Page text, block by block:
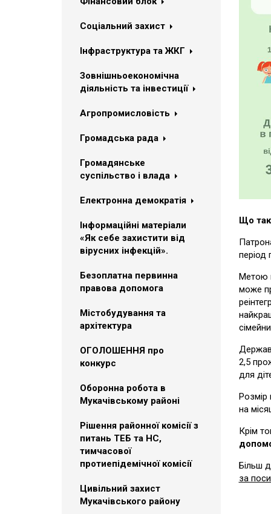
Соціальний захист
Інфраструктура та ЖКГ
Зовнішньоекономічна
діяльність та інвестиції
Агропромисловість
Громадська рада
Громадянське
суспільство і влада
Електронна демократія
Інформаційні матеріали
«Як себе захистити від
вірусних інфекцій».
Безоплатна первинна
правова допомога
Містобудування та
архітектура
ОГОЛОШЕННЯ про
конкурс
Оборонна робота в
Мукачівському районі
Рішення районної комісії з
питань ТЕБ та НС,
тимчасової
протиепідемічної комісії
Цивільний захист
Мукачівського району
Що
період
Метою
може
2,5
для
Розмір
на
Крім
Більш
за